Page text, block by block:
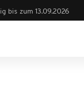
bis zum 13.09.2026